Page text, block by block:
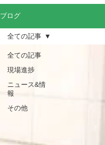
ブログ
全ての記事
現場進捗
ニュース&情
報
その他
全ての記事